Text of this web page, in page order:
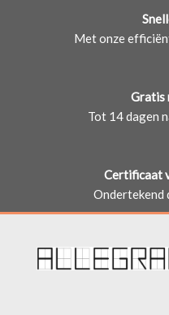
Met onze
Gratis
Tot 14 dagen
Certificaat
Ondertekend